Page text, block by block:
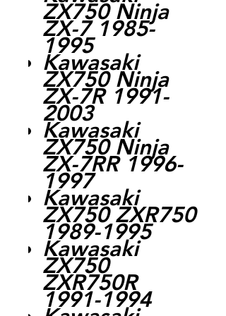
ZX750 Ninja
ZX-7 1985-
1995
Kawasaki
ZX750 Ninja
ZX-7R 1991-
2003
Kawasaki
ZX750 Ninja
ZX-7RR 1996-
1997
Kawasaki
ZX750 ZXR750
1989-1995
Kawasaki
ZX750
ZXR750R
1991-1994